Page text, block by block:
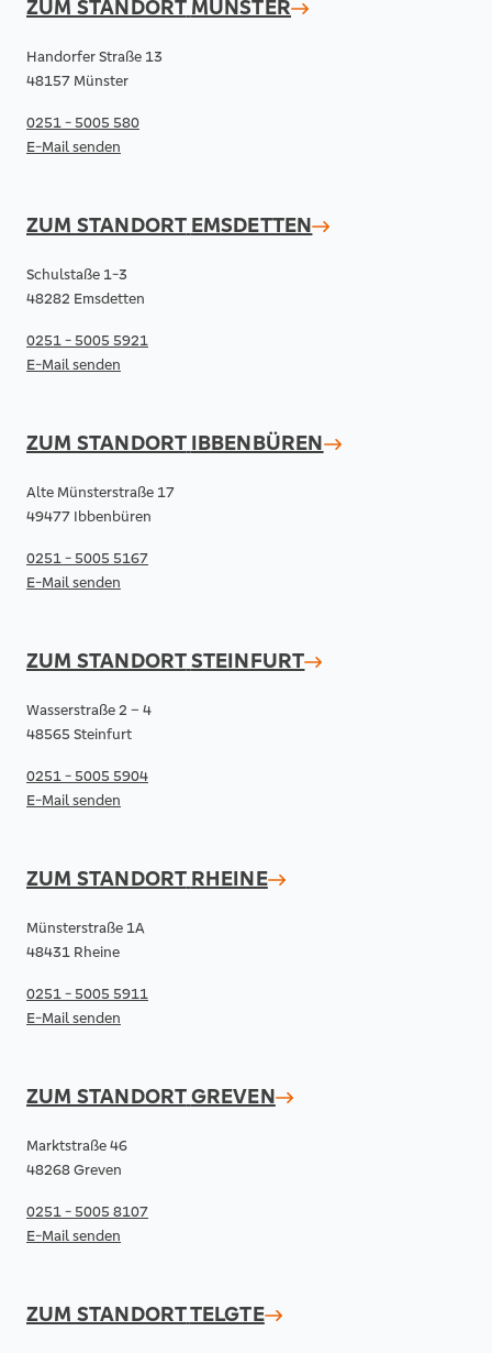
ZUM STANDORT MÜNSTER
Handorfer Straße 13
48157 Münster
0251 - 5005 580
E-Mail senden
ZUM STANDORT EMSDETTEN
Schulstaße 1-3
48282 Emsdetten
0251 - 5005 5921
E-Mail senden
ZUM STANDORT IBBENBÜREN
Alte Münsterstraße 17
49477 Ibbenbüren
0251 - 5005 5167
E-Mail senden
ZUM STANDORTSTEINFURT
Wasserstraße 2 – 4
48565 Steinfurt
0251 - 5005 5904
E-Mail senden
ZUM STANDORT RHEINE
Münsterstraße 1A
48431 Rheine
0251 - 5005 5911
E-Mail senden
ZUM STANDORTGREVEN
Marktstraße 46
48268 Greven
0251 - 5005 8107
E-Mail senden
ZUM STANDORTTELGTE